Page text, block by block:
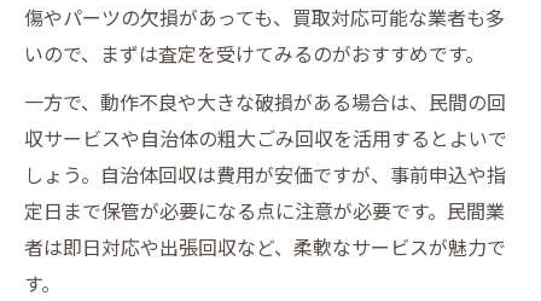
傷やパーツの欠損があっても、買取対応可能な業者も多
いので、まずは査定を受けてみるのがおすすめです。
一方で、動作不良や大きな破損がある場合は、民間の回
収サービスや自治体の粗大ごみ回収を活用するとよいで
しょう。自治体回収は費用が安価ですが、事前申込や指
定日まで保管が必要になる点に注意が必要です。民間業
者は即日対応や出張回収など、柔軟なサービスが魅力で
す。